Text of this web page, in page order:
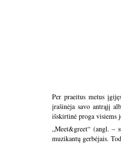
Per praeitus metus
įrašinėja savo antrąjį
išskirtinė proga visiems
„Meet&greet“ (angl. –
muzikantų gerbėjais.